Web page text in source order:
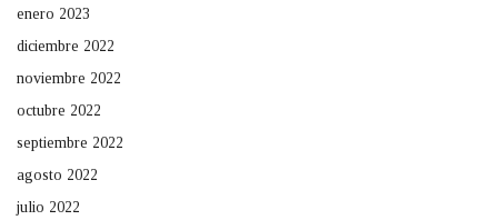
enero 2023
diciembre 2022
noviembre 2022
octubre 2022
septiembre 2022
agosto 2022
julio 2022